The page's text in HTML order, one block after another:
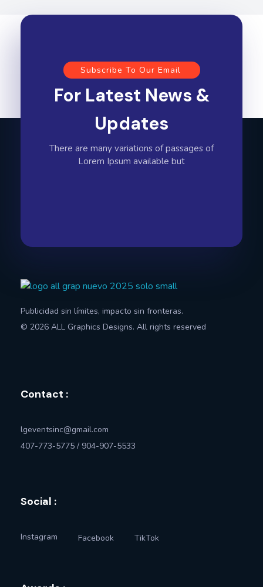
Subscribe To Our Email
For Latest News &
Updates
There are many variations of passages of
Lorem Ipsum available but
Publicidad sin límites, impacto sin fronteras.
© 2026 ALL Graphics Designs. All rights reserved
Contact :
lgeventsinc@gmail.com
407-773-5775 / 904-907-5533
Social :
Instagram Facebook TikTok